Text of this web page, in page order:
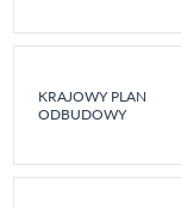
KRAJOWY PLAN
ODBUDOWY